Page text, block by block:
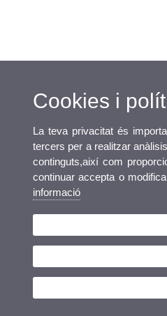
Cookies i
La teva privacitat és
tercers per a realitzar
continguts,així com
continuar accepta o
informació